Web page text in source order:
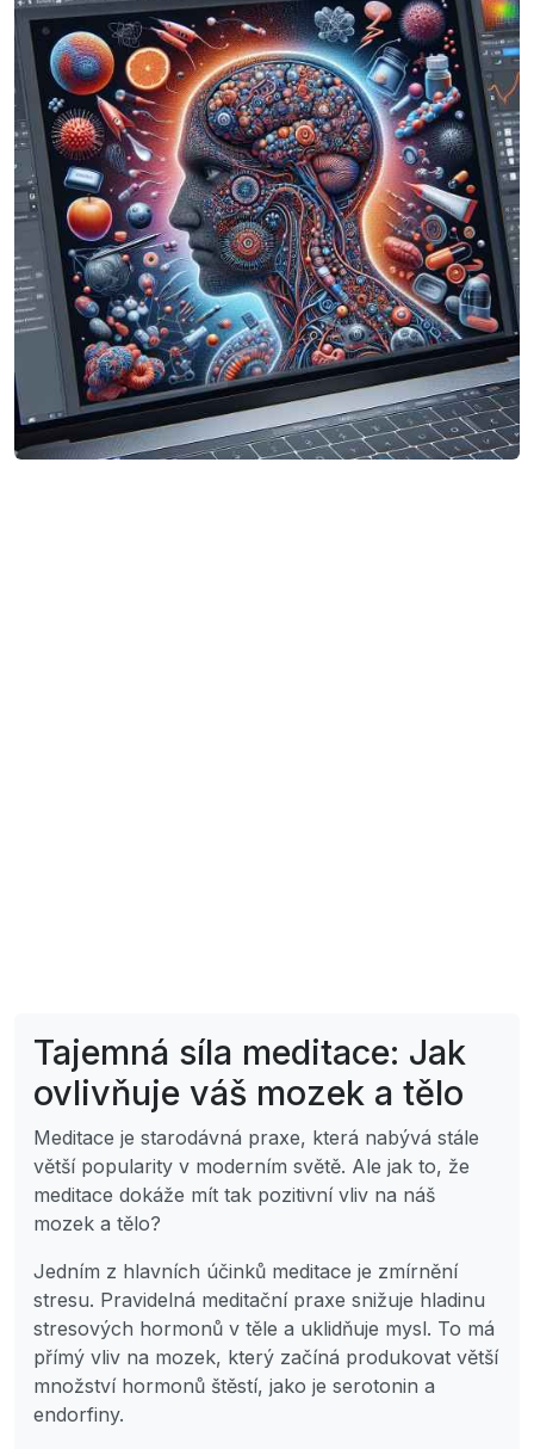
Tajemná síla meditace: Jak
ovlivňuje váš mozek a tělo
Meditace je starodávná praxe, která nabývá stále
větší popularity v moderním světě. Ale jak to, že
meditace dokáže mít tak pozitivní vliv na náš
mozek a tělo?
Jedním z hlavních účinků meditace je zmírnění
stresu. Pravidelná meditační praxe snižuje hladinu
stresových hormonů v těle a uklidňuje mysl. To má
přímý vliv na mozek, který začíná produkovat větší
množství hormonů štěstí, jako je serotonin a
endorfiny.